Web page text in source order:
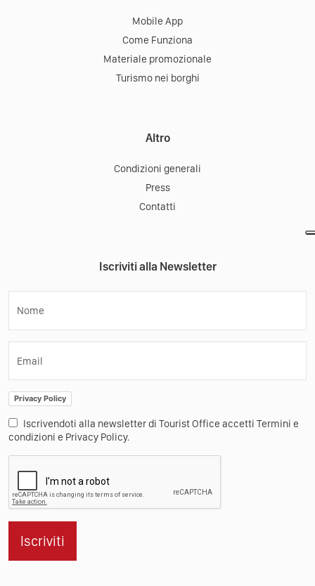
Mobile App
Come Funziona
Materiale promozionale
Turismo nei borghi
Altro
Condizioni generali
Press
Contatti
Iscriviti alla Newsletter
Nome
Email
Privacy Policy
Iscrivendoti alla newsletter di Tourist Office accetti Termini e
condizioni e Privacy Policy.
Iscriviti